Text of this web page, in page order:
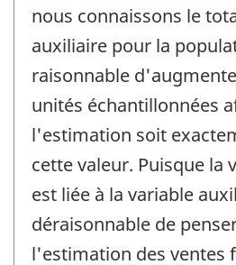
nous connaissons le
auxiliaire pour la
raisonnable
unités échantillonnées
l'estimation soit
cette valeur. Puisque la
est liée à la variable
déraisonnable de
l'estimation des ventes